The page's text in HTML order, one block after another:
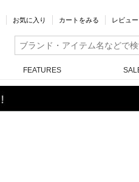
お気に入り カートをみる レビュー
FEATURES